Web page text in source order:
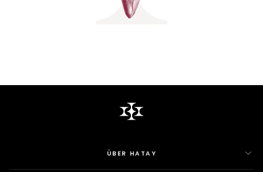
ÜBER HATAY